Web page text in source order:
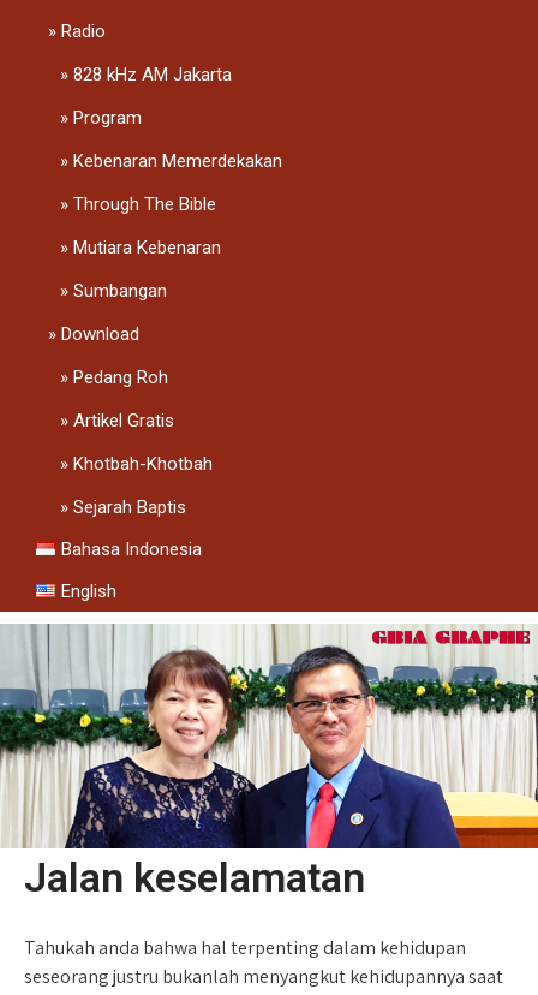
Radio
828 kHz AM Jakarta
Program
Kebenaran Memerdekakan
Through The Bible
Mutiara Kebenaran
Sumbangan
Download
Pedang Roh
Artikel Gratis
Khotbah-Khotbah
Sejarah Baptis
Bahasa Indonesia
English
Jalan keselamatan
Tahukah anda bahwa hal terpenting dalam kehidupan
seseorang justru bukanlah menyangkut kehidupannya saat